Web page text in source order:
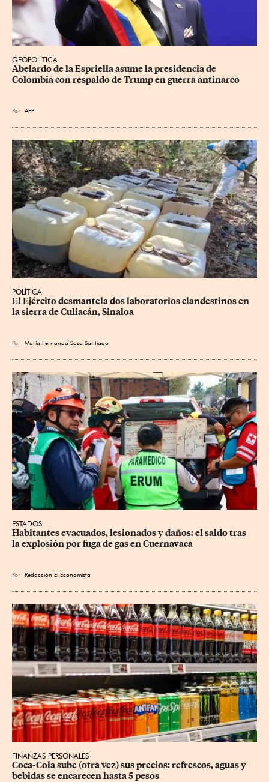
GEOPOLÍTICA
Abelardo de la Espriella asume la presidencia de
Colombia con respaldo de Trump en guerra antinarco
Por AFP
POLÍTICA
El Ejército desmantela dos laboratorios clandestinos en
la sierra de Culiacán, Sinaloa
Por María Fernanda Sosa Santiago
ESTADOS
Habitantes evacuados, lesionados y daños: el saldo tras
la explosión por fuga de gas en Cuernavaca
Por Redacción El Economista
FINANZAS PERSONALES
Coca-Cola sube (otra vez) sus precios: refrescos, aguas y
bebidas se encarecen hasta 5 pesos